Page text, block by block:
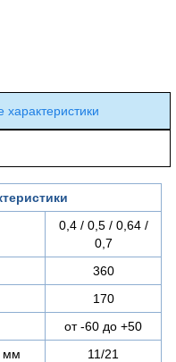
характеристики
0,4 / 0,5 / 0,64 /
0,7
360
170
от -60 до +50
мм
11/21